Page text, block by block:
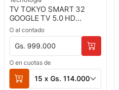
TV TOKYO SMART 32
GOOGLE TV 5.0 HD
FRAMELESS C/
CHROMECAST
O al contado
Gs. 999.000
O en cuotas de
15 x Gs. 114.000